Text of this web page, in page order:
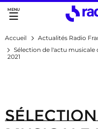
Accès direct :
Menu principal
Accueil
Actualités Radio
Sélection de l'actu musicale
2021